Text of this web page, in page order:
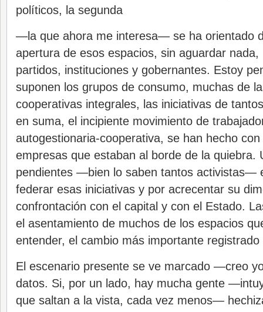
políticos, la segunda
—la que ahora me interesa— se ha orientado
apertura de esos espacios, sin aguardar
partidos, instituciones y gobernantes. Estoy
suponen los grupos de consumo, muchas de
cooperativas integrales, las iniciativas de
en suma, el incipiente movimiento de
autogestionaria-cooperativa, se han hecho
empresas que estaban al borde de la quiebra.
pendientes —bien lo saben tantos activistas—
federar esas iniciativas y por acrecentar su
confrontación con el capital y con el Estado.
el asentamiento de muchos de los espacios
entender, el cambio más importante
El escenario presente se ve marcado —creo
datos. Si, por un lado, hay mucha gente
que saltan a la vista, cada vez menos—